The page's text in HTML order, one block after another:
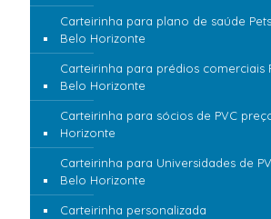
Carteirinha para plano de saúde
Belo Horizonte
Carteirinha para prédios comerciais
Belo Horizonte
Carteirinha para sócios de PVC
Horizonte
Carteirinha para Universidades de
Belo Horizonte
Carteirinha personalizada